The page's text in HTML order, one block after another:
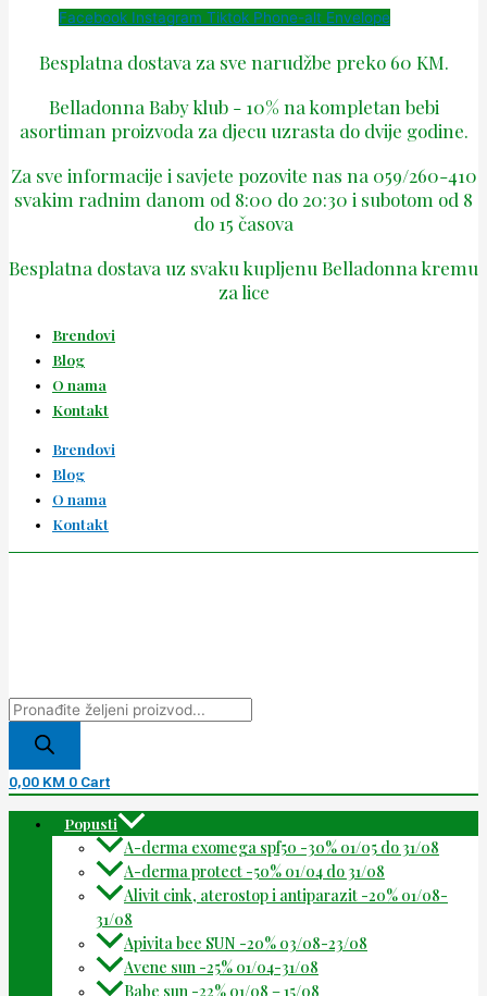
Facebook Instagram Tiktok Phone-alt Envelope
Besplatna dostava za sve narudžbe preko 60 KM.
Belladonna Baby klub - 10% na kompletan bebi
asortiman proizvoda za djecu uzrasta do dvije godine.
Za sve informacije i savjete pozovite nas na 059/260-410
svakim radnim danom od 8:00 do 20:30 i subotom od 8
do 15 časova
Besplatna dostava uz svaku kupljenu Belladonna kremu
za lice
Brendovi
Blog
O nama
Kontakt
Brendovi
Blog
O nama
Kontakt
0,00 KM 0 Cart
Popusti
A-derma exomega spf50 -30% 01/05 do 31/08
A-derma protect -50% 01/04 do 31/08
Alivit cink, aterostop i antiparazit -20% 01/08-
31/08
Apivita bee SUN -20% 03/08-23/08
Avene sun -25% 01/04-31/08
Babe sun -22% 01/08 – 15/08